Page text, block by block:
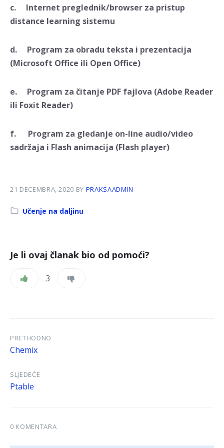
c. Internet preglednik/browser za pristup
distance learning sistemu
d. Program za obradu teksta i prezentacija
(Microsoft Office ili Open Office)
e. Program za čitanje PDF fajlova (Adobe Reader
ili Foxit Reader)
f. Program za gledanje on-line audio/video
sadržaja i Flash animacija (Flash player)
21 DECEMBRA, 2020 BY PRAKSAADMIN
Kategorija:
Učenje na daljinu
Je li ovaj članak bio od pomoći?
3
PRETHODNO
Chemix
SLJEDEĆE
Ptable
0 KOMENTARA